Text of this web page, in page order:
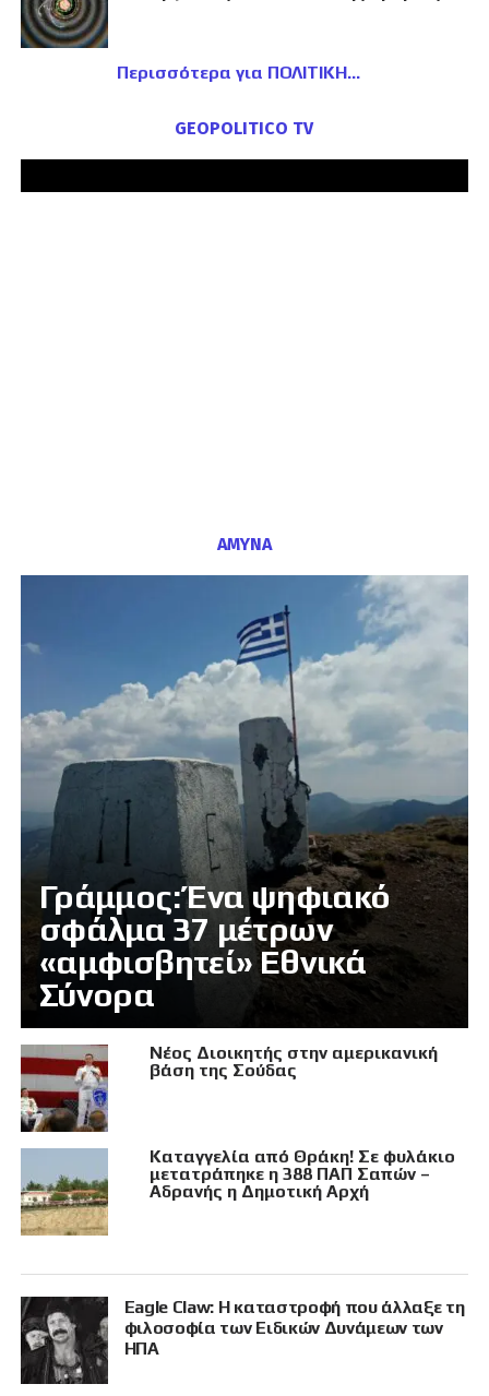
Περισσότερα για ΠΟΛΙΤΙΚΗ
GEOPOLITICO TV
ΑΜΥΝΑ
Γράμμος: Ένα ψηφιακό
σφάλμα 37 μέτρων
«αμφισβητεί» Εθνικά
Σύνορα
Νέος Διοικητής στην αμερικανική
βάση της Σούδας
Καταγγελία από Θράκη! Σε φυλάκιο
μετατράπηκε η 388 ΠΑΠ Σαπών –
Αδρανής η Δημοτική Αρχή
Eagle Claw: Η καταστροφή που άλλαξε τη
φιλοσοφία των Ειδικών Δυνάμεων των
ΗΠΑ